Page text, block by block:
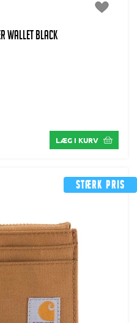
WALLET BLACK
LÆG I KURV
Stærk pris